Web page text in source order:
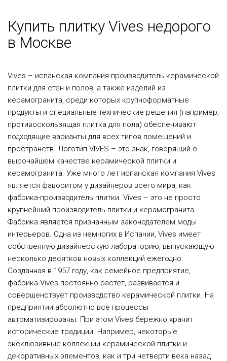
Купить плитку Vives недорого
в Москве
Vives – испанская компания-производитель керамической
плитки для стен и полов, а также изделий из
керамогранита, среди которых крупноформатные
продукты и специальные технические решения (например,
противоскользящая плитка для пола) обеспечивают
подходящие варианты для всех типов помещений и
пространств. Логотип VIVES – это знак, говорящий о
высочайшем качестве керамической плитки и
керамогранита. Уже много лет испанская компания Vives
является фаворитом у дизайнеров всего мира, как
фабрика-производитель плитки. Vives – это не просто
крупнейший производитель плитки и керамогранита.
Фабрика является признанным законодателем моды
интерьеров. Одна из немногих в Испании, Vives имеет
собственную дизайнерскую лабораторию, выпускающую
несколько десятков новых коллекций ежегодно.
Созданная в 1957 году, как семейное предприятие,
фабрика Vives постоянно растет, развивается и
совершенствует производство керамической плитки. На
предприятии абсолютно все процессы
автоматизированы. При этом Vives бережно хранит
исторические традиции. Например, некоторые
эксклюзивные коллекции керамической плитки и
декоративных элементов, как и три четверти века назад